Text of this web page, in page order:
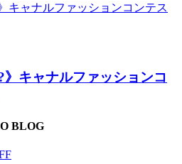
》キャナルファッションコ
BLOG